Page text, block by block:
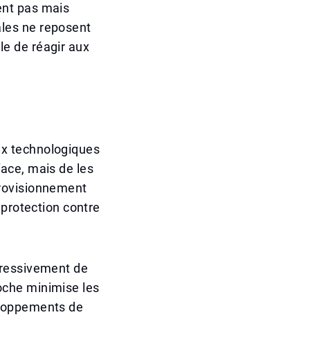
pas mais
ne reposent
de réagir aux
technologiques
mais de les
contre
de
minimise les
de